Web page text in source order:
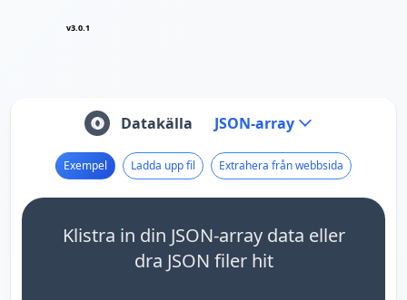
v3.0.1
Datakälla JSON-array
Exempel Ladda upp fil Extrahera från webbsida
Klistra in din JSON-array data eller
dra JSON filer hit